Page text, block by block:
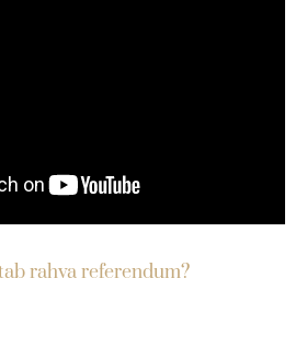
rahva referendum?